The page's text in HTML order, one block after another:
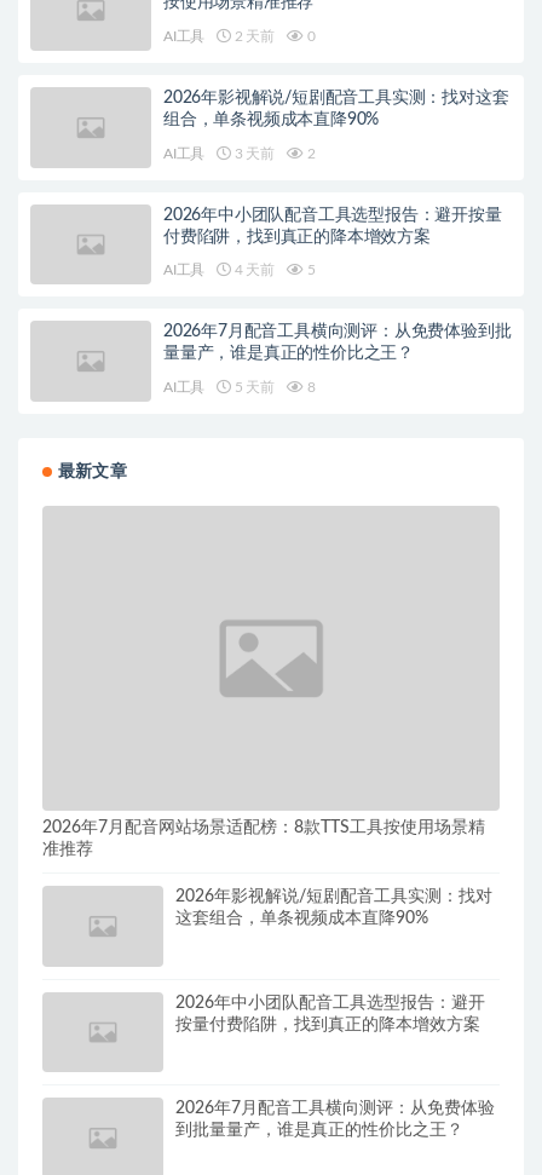
AI工具 2 天前 0
2026年影视解说/短剧配音工具实测：找对这套
组合，单条视频成本直降90%
AI工具 3 天前 2
2026年中小团队配音工具选型报告：避开按量
付费陷阱，找到真正的降本增效方案
AI工具 4 天前 5
2026年7月配音工具横向测评：从免费体验到批
量量产，谁是真正的性价比之王？
AI工具 5 天前 8
最新文章
2026年7月配音网站场景适配榜：8款TTS工具按使用场景精
准推荐
2026年影视解说/短剧配音工具实测：找对
这套组合，单条视频成本直降90%
2026年中小团队配音工具选型报告：避开
按量付费陷阱，找到真正的降本增效方案
2026年7月配音工具横向测评：从免费体验
到批量量产，谁是真正的性价比之王？